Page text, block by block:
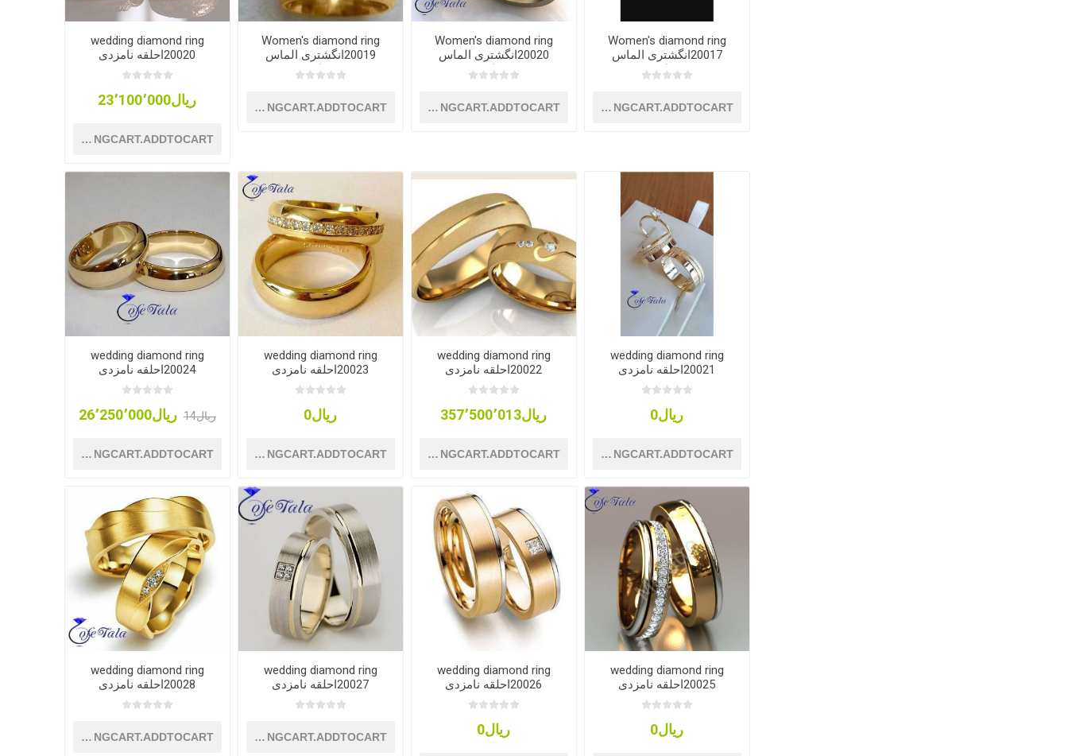
Women's diamond ring
20017انگشتری الماس
زنانه
SHOPPINGCART.ADDTOCART
Women's diamond ring
20020انگشتری الماس
زنانه
SHOPPINGCART.ADDTOCART
Women's diamond ring
20019انگشتری الماس
زنانه
SHOPPINGCART.ADDTOCART
wedding diamond ring
20020احلقه نامزدی
ریال23٬100٬000
SHOPPINGCART.ADDTOCART
wedding diamond ring
20021احلقه نامزدی
ریال0
SHOPPINGCART.ADDTOCART
wedding diamond ring
20022احلقه نامزدی
ریال357٬500٬013
SHOPPINGCART.ADDTOCART
wedding diamond ring
20023احلقه نامزدی
ریال0
SHOPPINGCART.ADDTOCART
wedding diamond ring
20024احلقه نامزدی
ریال14 ریال26٬250٬000
SHOPPINGCART.ADDTOCART
wedding diamond ring
20025احلقه نامزدی
ریال0
wedding diamond ring
20026احلقه نامزدی
ریال0
wedding diamond ring
20027احلقه نامزدی
SHOPPINGCART.ADDTOCART
wedding diamond ring
20028احلقه نامزدی
SHOPPINGCART.ADDTOCART